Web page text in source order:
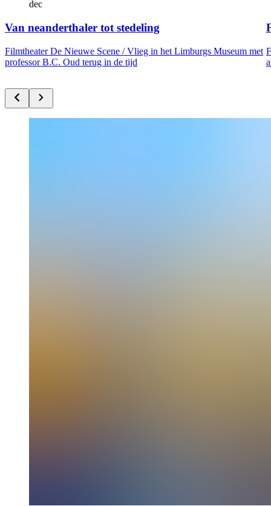
dec
Van neanderthaler tot stedeling
Filmtheater De Nieuwe Scene /Vlieg in het Limburgs Museum met
professor B.C. Oud terug in de tijd